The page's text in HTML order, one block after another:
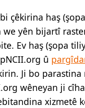
çêkirina haş
we yên bijartî
Ev haş (şopa
û
Ji bo parastina
wêneyan ji
xizmetê